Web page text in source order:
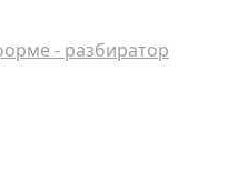
- разбиратор